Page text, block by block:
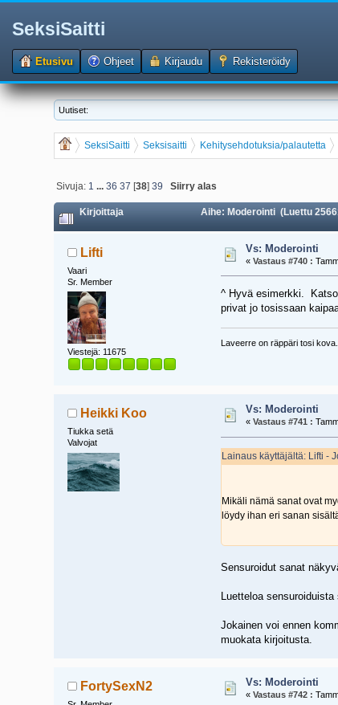
SeksiSaitti
Etusivu Ohjeet Kirjaudu Rekisteröidy
Uutiset:
SeksiSaitti Seksisaitti Kehitysehdotuksia/palautetta
Sivuja: 1 ... 36 37 [38] 39 Siirry alas
Kirjoittaja Aihe: Moderointi (Luettu
Lifti
Vaari
Sr. Member
Viestejä: 11675
Vs: Moderointi
« Vastaus #740 :
^ Hyvä esimerkki.
privat jo tosissaan
Laveerre on räppäri tosi
Heikki Koo
Tiukka setä
Valvojat
Vs: Moderointi
« Vastaus #741 :
Lainaus käyttäjältä: Lifti -
Mikäli nämä sanat ovat
löydy ihan eri sanan
Sensuroidut sanat
Luetteloa
Jokainen voi ennen
muokata kirjoitusta.
FortySexN2 Vs: Moderointi
« Vastaus #742 :